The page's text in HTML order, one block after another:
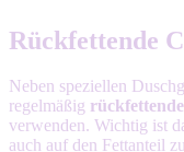
Rückfettende
Neben speziellen
regelmäßig
verwenden. Wichtig ist
auch auf den Fettanteil